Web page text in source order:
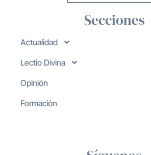
Secciones
Actualidad
Lectio Divina
Opinión
Formación